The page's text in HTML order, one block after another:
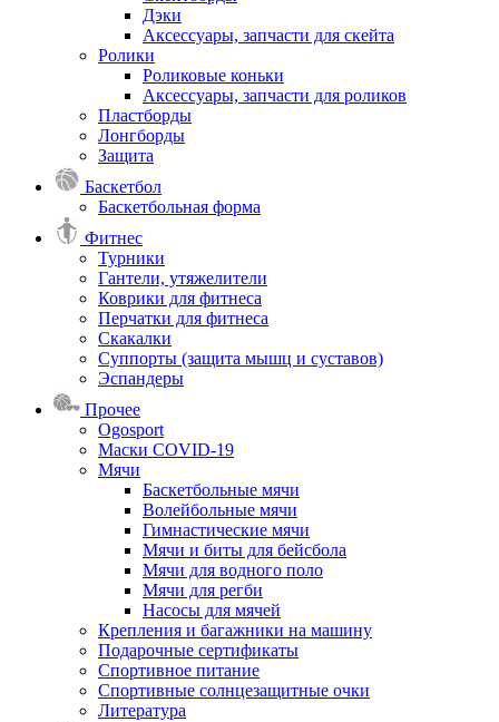
Дэки
Аксессуары, запчасти для скейта
Ролики
Роликовые коньки
Аксессуары, запчасти для роликов
Пластборды
Лонгборды
Защита
Баскетбол
Баскетбольная форма
Фитнес
Турники
Гантели, утяжелители
Коврики для фитнеса
Перчатки для фитнеса
Скакалки
Суппорты (защита мышц и суставов)
Эспандеры
Прочее
Ogosport
Маски COVID-19
Мячи
Баскетбольные мячи
Волейбольные мячи
Гимнастические мячи
Мячи и биты для бейсбола
Мячи для водного поло
Мячи для регби
Насосы для мячей
Крепления и багажники на машину
Подарочные сертификаты
Спортивное питание
Спортивные солнцезащитные очки
Литература